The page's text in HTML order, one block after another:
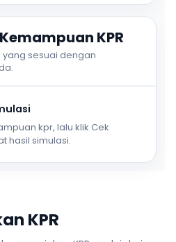
KPR
sesuai dengan
kpr, lalu klik Cek
hasil simulasi.
KPR